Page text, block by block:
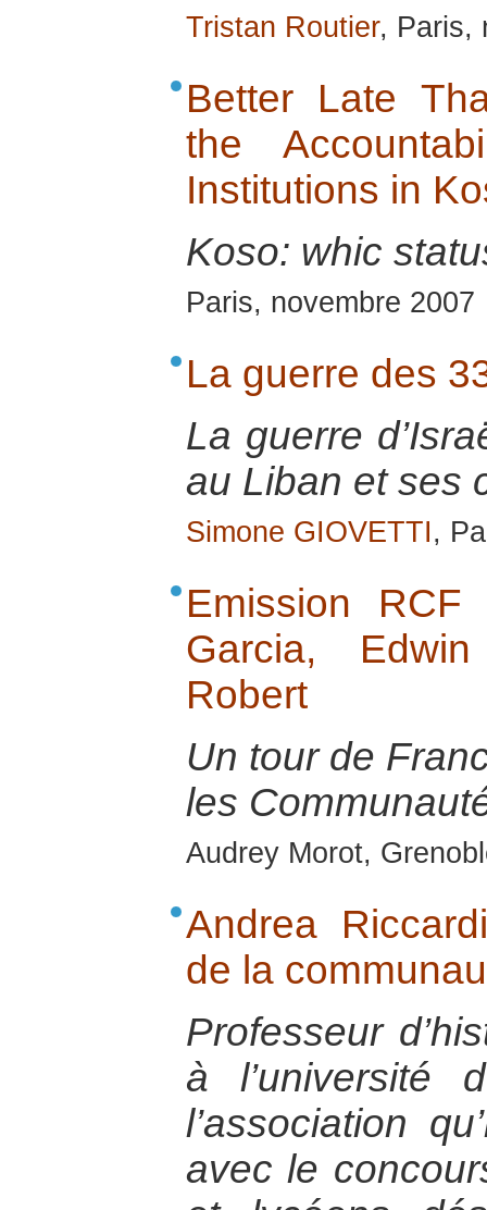
Tristan Routier, Paris,
Better Late
the
Institutions in
Koso: whic
Paris, novembre 2007
La guerre des
La guerre
au Liban et ses
Simone GIOVETTI,
Emission
Garcia,
Robert
Un tour de
les
Audrey Morot,
Andrea
de la
Professeur
à l’université
l’association
avec le